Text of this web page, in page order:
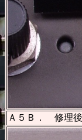
Ａ５Ｂ． 修理